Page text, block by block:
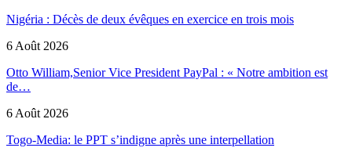
Nigéria : Décès de deux évêques en exercice en trois mois
6 Août 2026
Otto William,Senior Vice President PayPal : « Notre ambition est
de…
6 Août 2026
Togo-Media: le PPT s’indigne après une interpellation